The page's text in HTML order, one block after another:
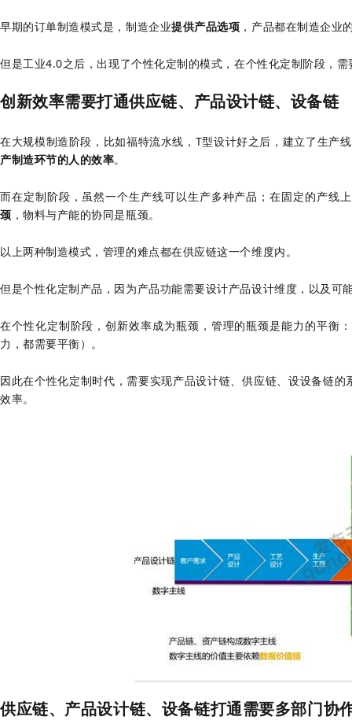
早期的订单制造模式是，制造企业提供产品选项 ，产品都在制造企业
但是工业4.0之后，出现了个性化定制的模式，在个性化定制阶段，
创新效率需要打通供应链、产品设计链、设备链
在大规模制造阶段，比如福特流水线，T型设计好之后，建立了生产
产制造环节的人的效率。
而在定制阶段，虽然一个生产线可以生产多种产品；在固定的产线
颈 ，物料与产能的协同是瓶颈。
以上两种制造模式，管理的难点都在供应链这一个维度内。
但是个性化定制产品，因为产品功能需要设计产品设计维度，以及可
在个性化定制阶段，创新效率成为瓶颈，管理的瓶颈是能力的平衡
力，都需要平衡）。
因此在个性化定制时代，需要实现产品设计链、供应链、设设备链
效率。
供应链、产品设计链、设备链打通需要多部门协